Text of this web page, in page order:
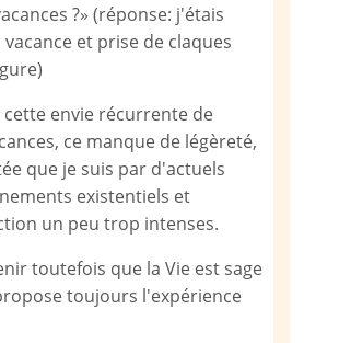
?» (réponse: j'étais
et prise de claques
cette envie récurrente de
ce manque de légèreté,
que je suis par d'actuels
existentiels et
un peu trop intenses.
toutefois que la Vie est sage
toujours l'expérience